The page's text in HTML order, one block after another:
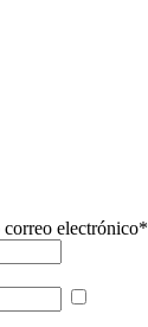
electrónico*